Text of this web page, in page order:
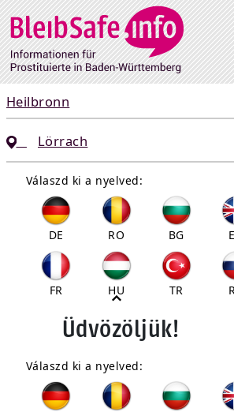
Direkt zum Inhalt
Heilbronn
Lörrach
Válaszd ki a nyelved:
DE RO BG
FR HU TR
Üdvözöljük!
Válaszd ki a nyelved: